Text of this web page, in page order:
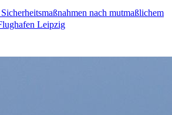
nach mutmaßlichem
Leipzig